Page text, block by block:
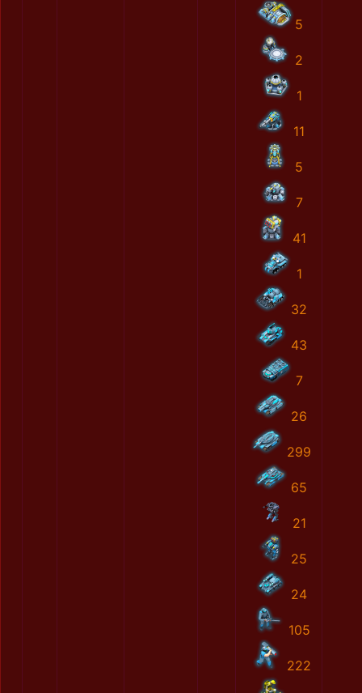
5
2
1
11
5
7
41
1
32
43
7
26
299
65
21
25
24
105
222